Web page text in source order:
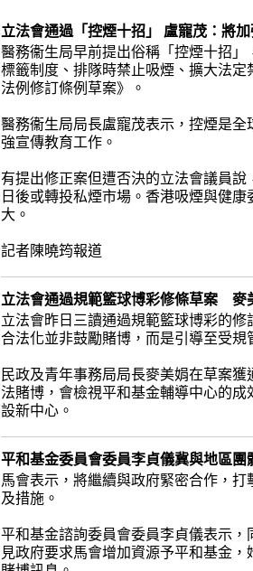
立法會通過「控煙十招」 盧寵茂：將
醫務衞生局早前提出俗稱「控煙十招
標籤制度、排隊時禁止吸煙、擴大法
法例修訂條例草案》。
醫務衞生局局長盧寵茂表示，控煙是
強宣傳教育工作。
有提出修正案但遭否決的立法會議員
日後或轉投私煙市場。香港吸煙與健
大。
記者陳曉筠報道
立法會通過規範籃球博彩修條草案 麥
立法會昨日三讀通過規範籃球博彩的
合法化並非鼓勵賭博，而是引導至受規
民政及青年事務局局長麥美娟在草案
法賭博，會檢視平和基金輔導中心的
設新中心。
平和基金委員會委員李貞儀冀與地區團
馬會表示，將繼續與政府緊密合作，
及措施。
平和基金諮詢委員會委員李貞儀表示
見政府要求馬會增加資源予平和基金